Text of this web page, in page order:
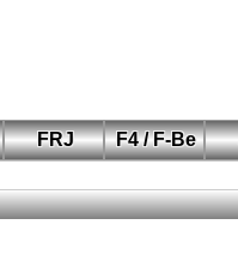
FRJ
F4 / F-Be